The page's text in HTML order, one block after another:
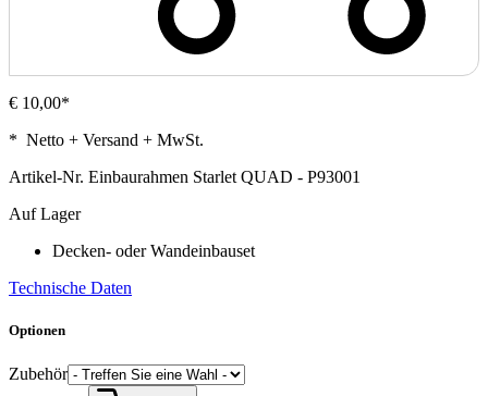
€ 10,00*
* Netto + Versand + MwSt.
Artikel-Nr. Einbaurahmen Starlet QUAD - P93001
Auf Lager
Decken- oder Wandeinbauset
Technische Daten
Optionen
Zubehör